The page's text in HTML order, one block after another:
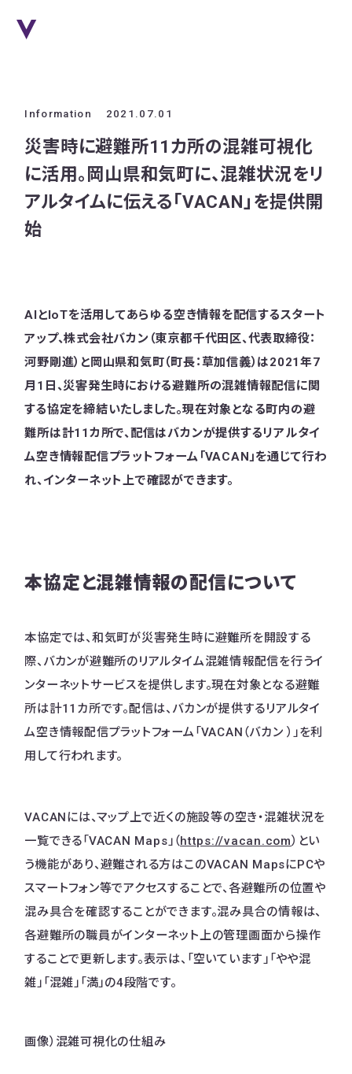
Information 2021.07.01
災害時に避難所11カ所の混雑可視化
に活用。岡山県和気町に、混雑状況をリ
アルタイムに伝える「VACAN」を提供開
始
AIとIoTを活用してあらゆる空き情報を配信するスタート
アップ、株式会社バカン（東京都千代田区、代表取締役：
河野剛進）と岡山県和気町（町長：草加信義）は2021年7
月1日、災害発生時における避難所の混雑情報配信に関
する協定を締結いたしました。現在対象となる町内の避
難所は計11カ所で、配信はバカンが提供するリアルタイ
ム空き情報配信プラットフォーム「VACAN」を通じて行わ
れ、インターネット上で確認ができます。
本協定と混雑情報の配信について
本協定では、和気町が災害発生時に避難所を開設する
際、バカンが避難所のリアルタイム混雑情報配信を行うイ
ンターネットサービスを提供します。現在対象となる避難
所は計11カ所です。配信は、バカンが提供するリアルタイ
ム空き情報配信プラットフォーム「VACAN（バカン ）」を利
用して行われます。
VACANには、マップ上で近くの施設等の空き・混雑状況を
一覧できる「VACAN Maps」（https://vacan.com）とい
う機能があり、避難される方はこのVACAN MapsにPCや
スマートフォン等でアクセスすることで、各避難所の位置や
混み具合を確認することができます。​混み具合の情報は、
各避難所の職員がインターネット上の管理画面から操作
することで更新します。表示は、「空いています」「やや混
雑」「混雑」「満」の4段階です。
画像）混雑可視化の仕組み